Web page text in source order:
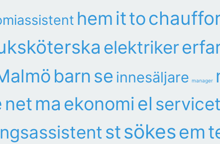
hem itto
elektriker
barn se innesäljare manager
netma ekonomi el
stsökesem